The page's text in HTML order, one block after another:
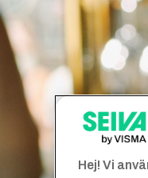
Hej! Vi